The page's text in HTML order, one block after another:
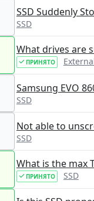
SSD Suddenly
SSD
What drives are
ПРИНЯТО
Samsung EVO
SSD
Not able to
SSD
What is the max
ПРИНЯТО SSD